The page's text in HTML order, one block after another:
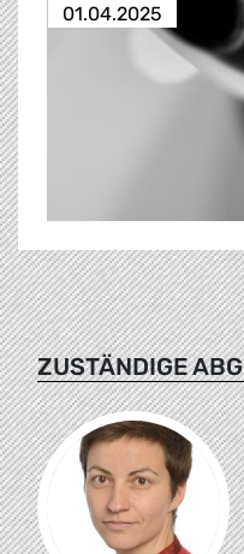
01.04.2025
ZUSTÄNDIGE